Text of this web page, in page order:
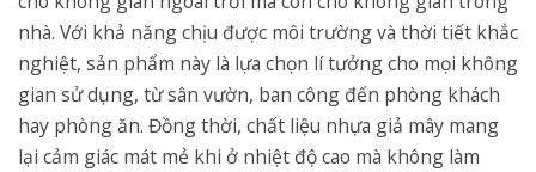
nhà. Với khả năng chịu được môi trường và thời tiết khắc
nghiệt, sản phẩm này là lựa chọn lí tưởng cho mọi không
gian sử dụng, từ sân vườn, ban công đến phòng khách
hay phòng ăn. Đồng thời, chất liệu nhựa giả mây mang
lại cảm giác mát mẻ khi ở nhiệt độ cao mà không làm